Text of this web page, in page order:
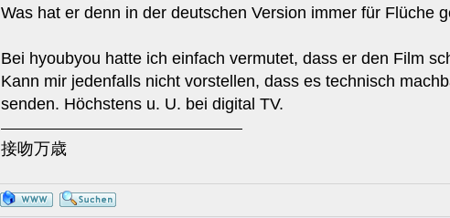
Was hat er denn in der deutschen Version immer für Flüche
Bei hyoubyou hatte ich einfach vermutet, dass er den Film
Kann mir jedenfalls nicht vorstellen, dass es technisch
senden. Höchstens u. U. bei digital TV.
接吻万歳